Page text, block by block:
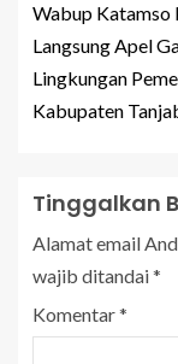
Wabup Katamso
Langsung Apel
Lingkungan
Kabupaten
Tinggalkan
Alamat email
wajib ditandai*
Komentar*